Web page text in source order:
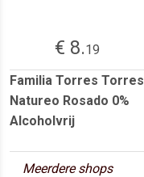
€ 8.19
Familia Torres Torres
Natureo Rosado 0%
Alcoholvrij
Meerdere shops